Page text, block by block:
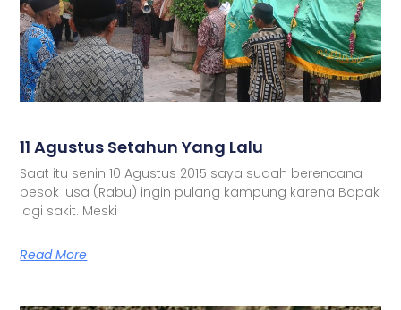
11 Agustus Setahun Yang Lalu
Saat itu senin 10 Agustus 2015 saya sudah berencana
besok lusa (Rabu) ingin pulang kampung karena Bapak
lagi sakit. Meski
Read More